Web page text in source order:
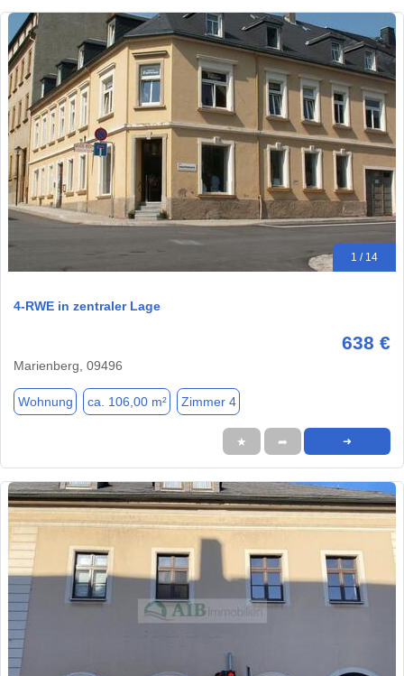
1 / 14
4-RWE in zentraler Lage
638 €
Marienberg, 09496
Wohnung ca. 106,00 m² Zimmer 4
★ ➦ ➜